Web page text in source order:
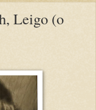
Leigo (o